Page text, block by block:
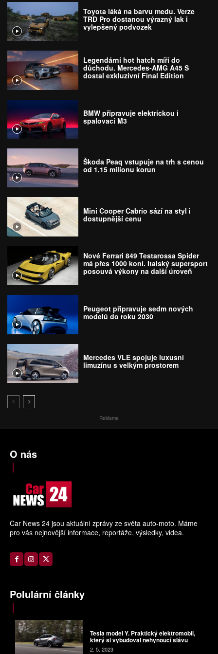
Toyota láká na barvu medu. Verze
TRD Pro dostanou výrazný lak i
vylepšený podvozek
Legendární hot hatch míří do
důchodu. Mercedes-AMG A45 S
dostal exkluzivní Final Edition
BMW připravuje elektrickou i
spalovací M3
Škoda Peaq vstupuje na trh s cenou
od 1,15 milionu korun
Mini Cooper Cabrio sází na styl i
dostupnější cenu
Nové Ferrari 849 Testarossa Spider
má přes 1000 koní. Italský supersport
posouvá výkony na další úroveň
Peugeot připravuje sedm nových
modelů do roku 2030
Mercedes VLE spojuje luxusní
limuzínu s velkým prostorem
Reklama
O nás
Car News 24 jsou aktuální zprávy ze světa auto-moto. Máme
pro vás nejnovější informace, reportáže, výsledky, videa.
Polulární články
Tesla model Y. Praktický elektromobil,
který si vybudoval nehynoucí slávu
2. 5. 2023